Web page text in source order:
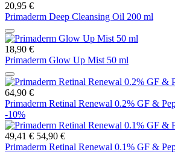
20,95 €
Primaderm Deep Cleansing Oil 200 ml
18,90 €
Primaderm Glow Up Mist 50 ml
64,90 €
Primaderm Retinal Renewal 0.2% GF &
-10%
49,41 € 54,90 €
Primaderm Retinal Renewal 0.1% GF &